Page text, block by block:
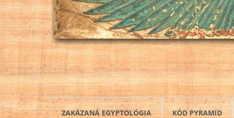
ZAKÁZANÁ EGYPTOLÓGIA KÓD PYRAMÍD